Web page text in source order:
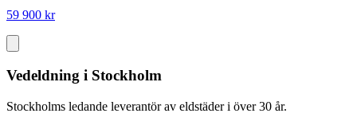
59 900 kr
Vedeldning i Stockholm
Stockholms ledande leverantör av eldstäder i över 30 år.